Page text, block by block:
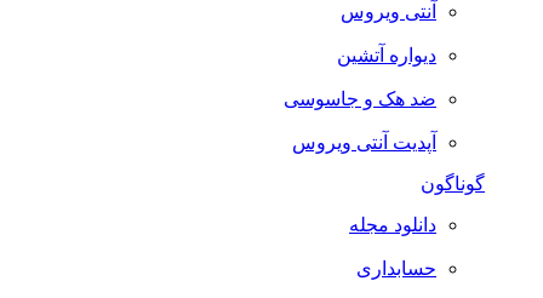
آنتی ویروس
دیواره آتشین
ضد هک و جاسوسی
آپدیت آنتی ویروس
گوناگون
دانلود مجله
حسابداری